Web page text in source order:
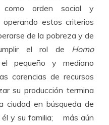
como orden social y
estos criterios
de la pobreza y de
el rol de Homo
el pequeño y mediano
carencias de recursos
su producción termina
ciudad en búsqueda de
y su familia;
más aún